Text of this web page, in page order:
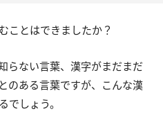
ことはできましたか？
らない言葉、漢字がまだまだ
のある言葉ですが、こんな漢
でしょう。